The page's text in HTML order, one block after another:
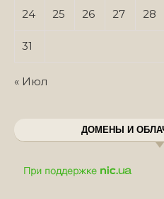
24 25 26 27 28
31
« Июл
ДОМЕНЫ И